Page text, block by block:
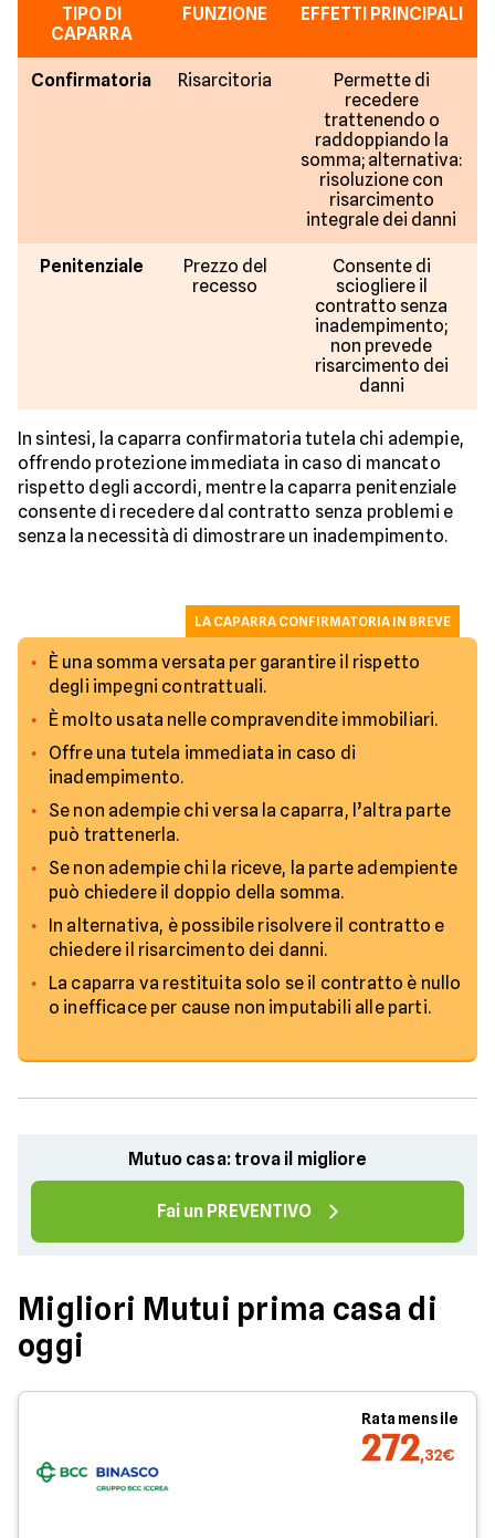
TIPO DI
CAPARRA
FUNZIONE EFFETTI PRINCIPALI
Confirmatoria Risarcitoria
Permette di
recedere
trattenendo o
raddoppiando la
somma; alternativa:
risoluzione con
risarcimento
integrale dei danni
Penitenziale
Prezzo del
recesso
Consente di
sciogliere il
contratto senza
inadempimento;
non prevede
risarcimento dei
danni
In sintesi, la caparra confirmatoria tutela chi adempie,
offrendo protezione immediata in caso di mancato
rispetto degli accordi, mentre la caparra penitenziale
consente di recedere dal contratto senza problemi e
senza la necessità di dimostrare un inadempimento.
È una somma versata per garantire il rispetto
degli impegni contrattuali.
È molto usata nelle compravendite immobiliari.
Offre una tutela immediata in caso di
inadempimento.
Se non adempie chi versa la caparra, l’altra parte
può trattenerla.
Se non adempie chi la riceve, la parte adempiente
può chiedere il doppio della somma.
In alternativa, è possibile risolvere il contratto e
chiedere il risarcimento dei danni.
La caparra va restituita solo se il contratto è nullo
o inefficace per cause non imputabili alle parti.
LA CAPARRA CONFIRMATORIA IN BREVE
Mutuo casa: trova il migliore
Fai un PREVENTIVO
Migliori Mutui prima casa di
oggi
Rata mensile
272,32€